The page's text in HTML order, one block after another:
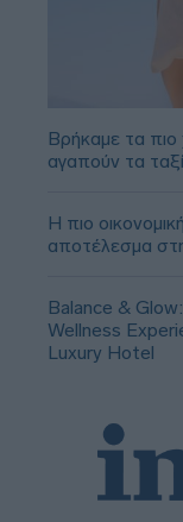
Βρήκαμε τα πιο
αγαπούν τα
Η πιο
αποτέλεσμα
Balance &
Wellness
Luxury Hotel